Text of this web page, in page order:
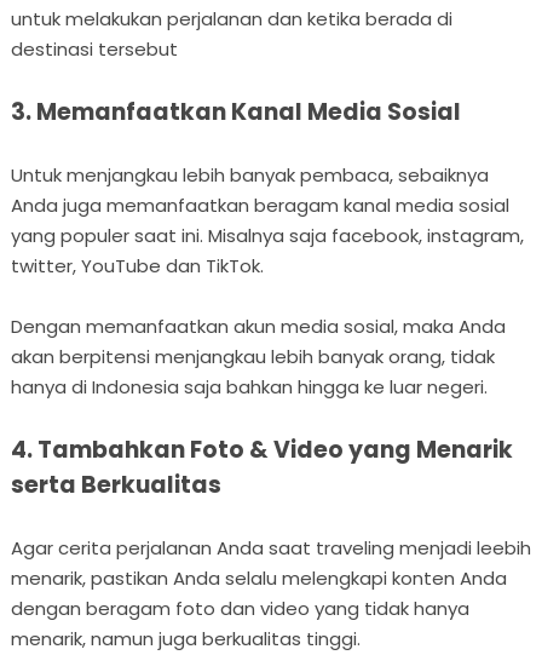
untuk melakukan perjalanan dan ketika berada di
destinasi tersebut
3. Memanfaatkan Kanal Media Sosial
Untuk menjangkau lebih banyak pembaca, sebaiknya
Anda juga memanfaatkan beragam kanal media sosial
yang populer saat ini. Misalnya saja facebook, instagram,
twitter, YouTube dan TikTok.
Dengan memanfaatkan akun media sosial, maka Anda
akan berpitensi menjangkau lebih banyak orang, tidak
hanya di Indonesia saja bahkan hingga ke luar negeri.
4. Tambahkan Foto & Video yang Menarik
serta Berkualitas
Agar cerita perjalanan Anda saat traveling menjadi leebih
menarik, pastikan Anda selalu melengkapi konten Anda
dengan beragam foto dan video yang tidak hanya
menarik, namun juga berkualitas tinggi.